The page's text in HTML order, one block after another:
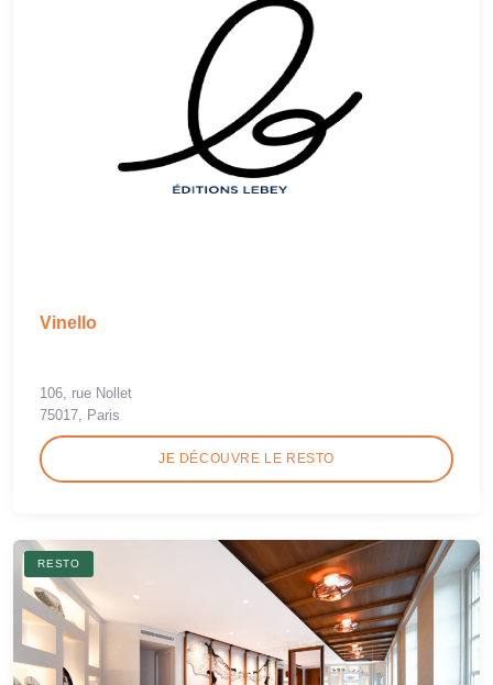
Vinello
106, rue Nollet
75017, Paris
JE DÉCOUVRE LE RESTO
RESTO